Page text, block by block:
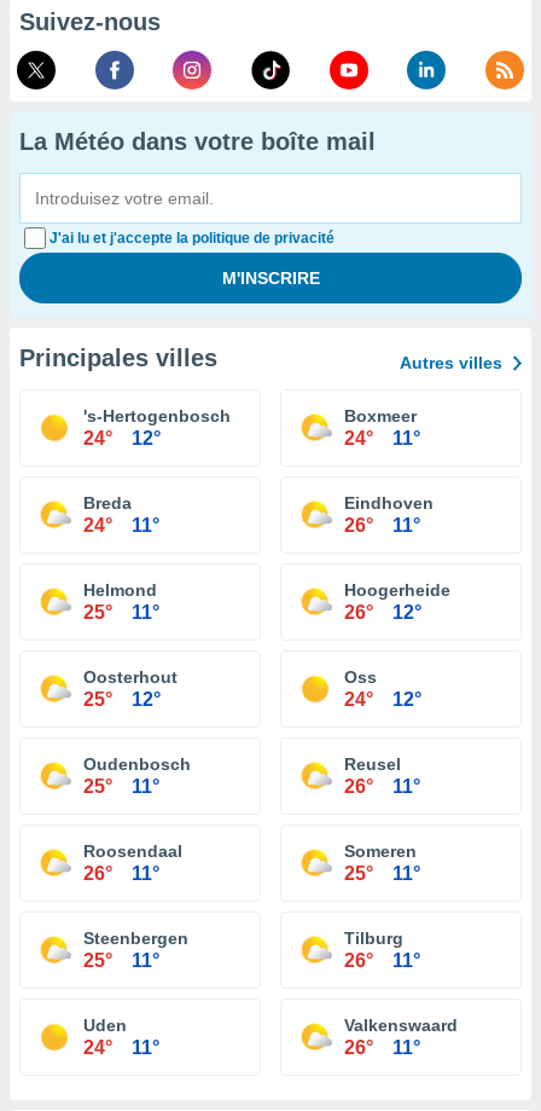
Suivez-nous
La Météo dans votre boîte mail
J'ai lu et j'accepte la politique de privacité
Principales villes Autres villes
's-Hertogenbosch
24° 12°
Boxmeer
24° 11°
Breda
24° 11°
Eindhoven
26° 11°
Helmond
25° 11°
Hoogerheide
26° 12°
Oosterhout
25° 12°
Oss
24° 12°
Oudenbosch
25° 11°
Reusel
26° 11°
Roosendaal
26° 11°
Someren
25° 11°
Steenbergen
25° 11°
Tilburg
26° 11°
Uden
24° 11°
Valkenswaard
26° 11°